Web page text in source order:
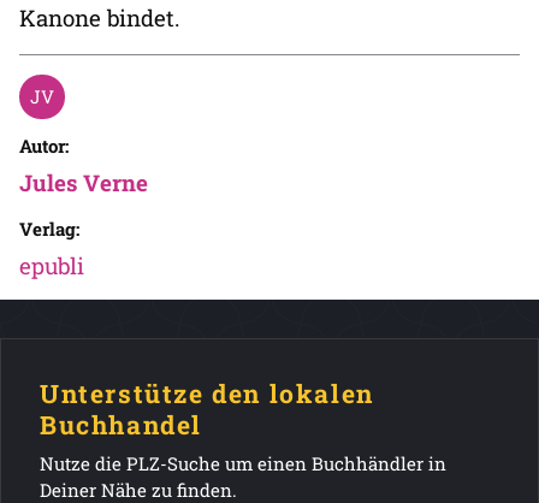
Kanone bindet.
Autor:
Jules Verne
Verlag:
epubli
Unterstütze den lokalen
Buchhandel
Nutze die PLZ-Suche um einen Buchhändler in
Deiner Nähe zu finden.